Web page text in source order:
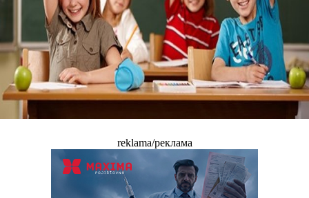
reklama/реклама